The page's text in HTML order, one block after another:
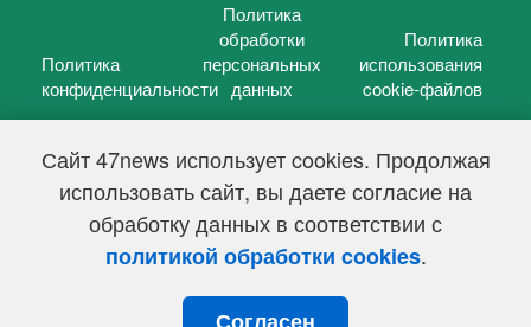
Сайт 47news использует cookies. Продолжая
использовать сайт, вы даете согласие на
обработку данных в соответствии с
политикой обработки cookies.
Согласен
Политика
конфиденциальности
Политика
обработки
персональных
данных
Политика
использования
cookie-файлов
47 новостей (47 news)2005 — 2026 г.
Свидетельство о регистрации СМИ Эл № ФС 77-39848, выдано
Федеральной службой по надзору в сфере связи,
информационных технологий и массовых коммуникаций